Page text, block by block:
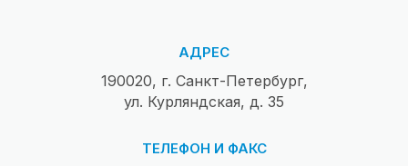
АДРЕС
190020, г. Санкт-Петербург,
ул. Курляндская, д. 35
ТЕЛЕФОН И ФАКС